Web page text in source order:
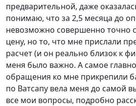
предварительной, даже
понимаю, что за 2,5 месяца до
невозможно совершенно точно
цену, но то, что мне прислали
расчет (и он реально близок к
меня было важно. А самое
обращения ко мне прикрепили
по Ватсапу вела меня до самой
все мои вопросы, подробно